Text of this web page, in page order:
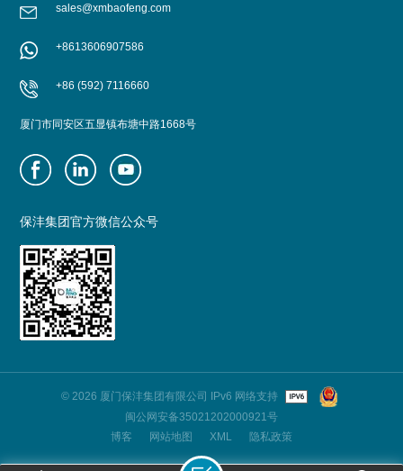
sales@xmbaofeng.com
+8613606907586
+86 (592) 7116660
厦门市同安区五显镇布塘中路1668号
保沣集团官方微信公众号
© 2026 厦门保沣集团有限公司 IPv6 网络支持
闽公网安备35021202000921号
博客
网站地图 XML 隐私政策